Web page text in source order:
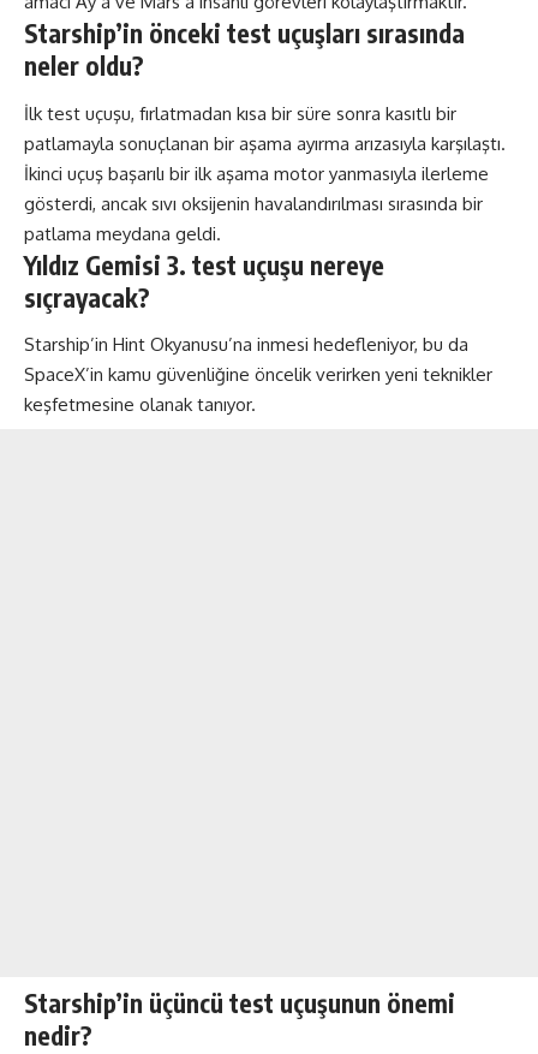
Starship’in önceki test uçuşları sırasında
neler oldu?
İlk test uçuşu, fırlatmadan kısa bir süre sonra kasıtlı bir
patlamayla sonuçlanan bir aşama ayırma arızasıyla karşılaştı.
İkinci uçuş başarılı bir ilk aşama motor yanmasıyla ilerleme
gösterdi, ancak sıvı oksijenin havalandırılması sırasında bir
patlama meydana geldi.
Yıldız Gemisi 3. test uçuşu nereye
sıçrayacak?
Starship’in Hint Okyanusu’na inmesi hedefleniyor, bu da
SpaceX’in kamu güvenliğine öncelik verirken yeni teknikler
keşfetmesine olanak tanıyor.
Starship’in üçüncü test uçuşunun önemi
nedir?